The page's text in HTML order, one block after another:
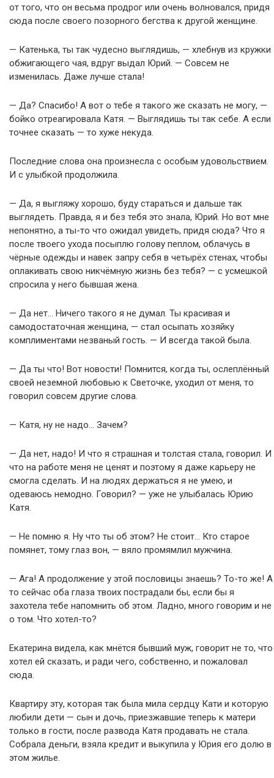
от того, что он весьма продрог или очень волновался, придя
сюда после своего позорного бегства к другой женщине.
— Катенька, ты так чудесно выглядишь, — хлебнув из кружки
обжигающего чая, вдруг выдал Юрий. — Совсем не
изменилась. Даже лучше стала!
— Да? Спасибо! А вот о тебе я такого же сказать не могу, —
бойко отреагировала Катя. — Выглядишь ты так себе. А если
точнее сказать — то хуже некуда.
Последние слова она произнесла с особым удовольствием.
И с улыбкой продолжила.
— Да, я выгляжу хорошо, буду стараться и дальше так
выглядеть. Правда, я и без тебя это знала, Юрий. Но вот мне
непонятно, а ты-то что ожидал увидеть, придя сюда? Что я
после твоего ухода посыплю голову пеплом, облачусь в
чёрные одежды и навек запру себя в четырёх стенах, чтобы
оплакивать свою никчёмную жизнь без тебя? — с усмешкой
спросила у него бывшая жена.
— Да нет… Ничего такого я не думал. Ты красивая и
самодостаточная женщина, — стал осыпать хозяйку
комплиментами незваный гость. — И всегда такой была.
— Да ты что! Вот новости! Помнится, когда ты, ослеплённый
своей неземной любовью к Светочке, уходил от меня, то
говорил совсем другие слова.
— Катя, ну не надо… Зачем?
— Да нет, надо! И что я страшная и толстая стала, говорил. И
что на работе меня не ценят и поэтому я даже карьеру не
смогла сделать. И на людях держаться я не умею, и
одеваюсь немодно. Говорил? — уже не улыбалась Юрию
Катя.
— Не помню я. Ну что ты об этом? Не стоит… Кто старое
помянет, тому глаз вон, — вяло промямлил мужчина.
— Ага! А продолжение у этой пословицы знаешь? То-то же! А
то сейчас оба глаза твоих пострадали бы, если бы я
захотела тебе напомнить об этом. Ладно, много говорим и не
о том. Что хотел-то?
Екатерина видела, как мнётся бывший муж, говорит не то, что
хотел ей сказать, и ради чего, собственно, и пожаловал
сюда.
Квартиру эту, которая так была мила сердцу Кати и которую
любили дети — сын и дочь, приезжавшие теперь к матери
только в гости, после развода Катя продавать не стала.
Собрала деньги, взяла кредит и выкупила у Юрия его долю в
этом жилье.